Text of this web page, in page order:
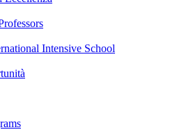
Intensive School